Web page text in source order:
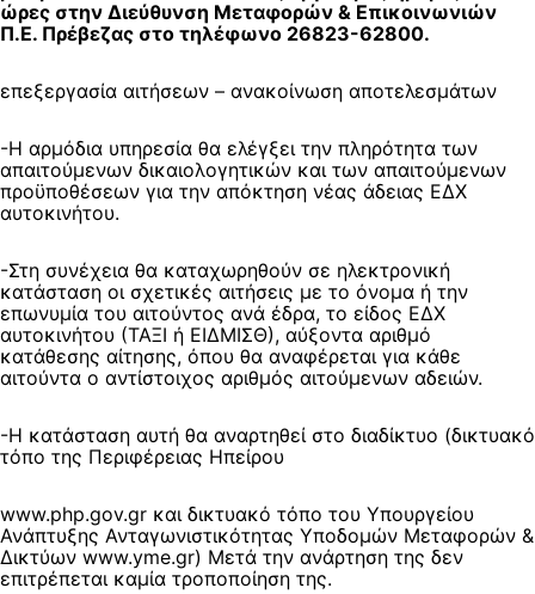
ώρες στην Διεύθυνση Μεταφορών & Επικοινωνιών
Π.Ε. Πρέβεζας στο τηλέφωνο 26823-62800.
επεξεργασία αιτήσεων – ανακοίνωση αποτελεσμάτων
-Η αρμόδια υπηρεσία θα ελέγξει την πληρότητα των
απαιτούμενων δικαιολογητικών και των απαιτούμενων
προϋποθέσεων για την απόκτηση νέας άδειας ΕΔΧ
αυτοκινήτου.
-Στη συνέχεια θα καταχωρηθούν σε ηλεκτρονική
κατάσταση οι σχετικές αιτήσεις με το όνομα ή την
επωνυμία του αιτούντος ανά έδρα, το είδος ΕΔΧ
αυτοκινήτου (ΤΑΞΙ ή ΕΙΔΜΙΣΘ), αύξοντα αριθμό
κατάθεσης αίτησης, όπου θα αναφέρεται για κάθε
αιτούντα ο αντίστοιχος αριθμός αιτούμενων αδειών.
-Η κατάσταση αυτή θα αναρτηθεί στο διαδίκτυο (δικτυακό
τόπο της Περιφέρειας Ηπείρου
www.php.gov.gr και δικτυακό τόπο του Υπουργείου
Ανάπτυξης Ανταγωνιστικότητας Υποδομών Μεταφορών &
Δικτύων www.yme.gr) Μετά την ανάρτηση της δεν
επιτρέπεται καμία τροποποίηση της.